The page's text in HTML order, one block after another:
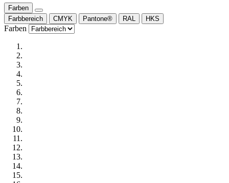
Farben
Farbbereich
CMYK Pantone® RAL HKS
Farben